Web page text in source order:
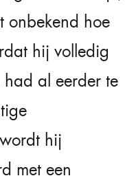
onbekend hoe
hij volledig
had al eerder te
hij
met een